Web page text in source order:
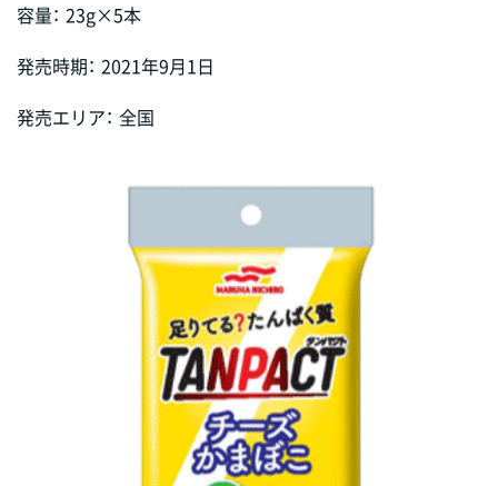
容量： 23g×5本
発売時期： 2021年9月1日
発売エリア： 全国